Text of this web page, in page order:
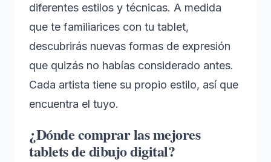
diferentes estilos y técnicas. A medida
que te familiarices con tu tablet,
descubrirás nuevas formas de expresión
que quizás no habías considerado antes.
Cada artista tiene su propio estilo, así que
encuentra el tuyo.
¿Dónde comprar las mejores
tablets de dibujo digital?